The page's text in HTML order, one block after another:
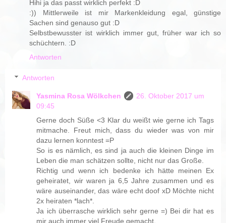
Hihi ja das passt wirklich perfekt :D
:)) Mittlerweile ist mir Markenkleidung egal, günstige
Sachen sind genauso gut :D
Selbstbewusster ist wirklich immer gut, früher war ich so
schüchtern. :D
Antworten
Antworten
Yasmina Rosa Wölkchen
26. Oktober 2017 um
09:45
Gerne doch Süße <3 Klar du weißt wie gerne ich Tags
mitmache. Freut mich, dass du wieder was von mir
dazu lernen konntest =P
So is es nämlich, es sind ja auch die kleinen Dinge im
Leben die man schätzen sollte, nicht nur das Große.
Richtig und wenn ich bedenke ich hätte meinen Ex
geheiratet, wir waren ja 6,5 Jahre zusammen und es
wäre auseinander, das wäre echt doof xD Möchte nicht
2x heiraten *lach*.
Ja ich überrasche wirklich sehr gerne =) Bei dir hat es
mir auch immer viel Freude gemacht.